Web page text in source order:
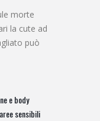
morte
la cute ad
può
e body
sensibili